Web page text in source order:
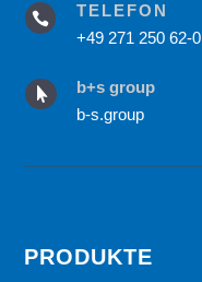

TELEFON
+49 271 250 62-0

b+s group
b-s.group
PRODUKTE